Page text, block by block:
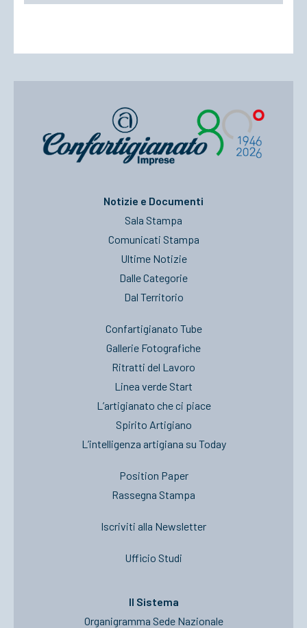
Notizie e Documenti
Sala Stampa
Comunicati Stampa
Ultime Notizie
Dalle Categorie
Dal Territorio
Confartigianato Tube
Gallerie Fotografiche
Ritratti del Lavoro
Linea verde Start
L’artigianato che ci piace
Spirito Artigiano
L’intelligenza artigiana su Today
Position Paper
Rassegna Stampa
Iscriviti alla Newsletter
Ufficio Studi
Il Sistema
Organigramma Sede Nazionale